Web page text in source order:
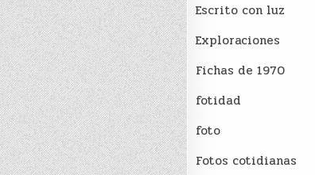
Escrito con luz
Exploraciones
Fichas de 1970
fotidad
foto
Fotos cotidianas